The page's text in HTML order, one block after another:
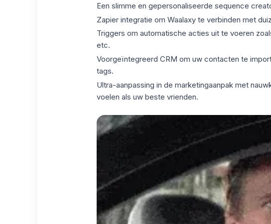
Een slimme en gepersonaliseerde sequence
Zapier integratie om Waalaxy te verbinden met
Triggers om automatische acties uit te voeren
etc.
Voorgeïntegreerd CRM om uw contacten te
tags.
Ultra-aanpassing in de marketingaanpak met
voelen als uw beste vrienden.